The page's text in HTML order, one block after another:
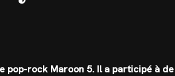
rock Maroon 5. Il a participé à